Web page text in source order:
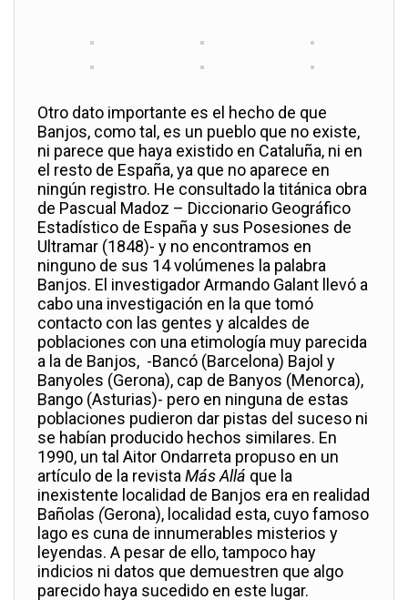
Otro dato importante es el hecho de que
Banjos, como tal, es un pueblo que no existe,
ni parece que haya existido en Cataluña, ni en
el resto de España, ya que no aparece en
ningún registro. He consultado la titánica obra
de Pascual Madoz – Diccionario Geográfico
Estadístico de España y sus Posesiones de
Ultramar (1848)- y no encontramos en
ninguno de sus 14 volúmenes la palabra
Banjos. El investigador Armando Galant llevó a
cabo una investigación en la que tomó
contacto con las gentes y alcaldes de
poblaciones con una etimología muy parecida
a la de Banjos, -Bancó (Barcelona) Bajol y
Banyoles (Gerona), cap de Banyos (Menorca),
Bango (Asturias)- pero en ninguna de estas
poblaciones pudieron dar pistas del suceso ni
se habían producido hechos similares. En
1990, un tal Aitor Ondarreta propuso en un
artículo de la revista Más Allá que la
inexistente localidad de Banjos era en realidad
Bañolas (Gerona), localidad esta, cuyo famoso
lago es cuna de innumerables misterios y
leyendas. A pesar de ello, tampoco hay
indicios ni datos que demuestren que algo
parecido haya sucedido en este lugar.